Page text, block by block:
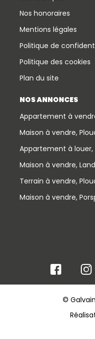
Nos honoraires
Mentions légales
Politique de
Politique des cookies
Plan du site
NOS ANNONCES
Appartement à
Maison à vendre,
Appartement à louer,
Maison à vendre,
Terrain à vendre,
Maison à vendre,
©